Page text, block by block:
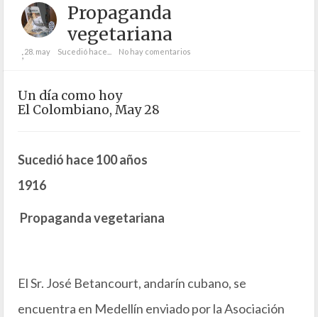
Propaganda
vegetariana
;28. may Sucedió hace... No hay comentarios
Un día como hoy
El Colombiano, May 28
Sucedió hace 100 años
1916
Propaganda vegetariana
El Sr. José Betancourt, andarín cubano, se
encuentra en Medellín enviado por la Asociación